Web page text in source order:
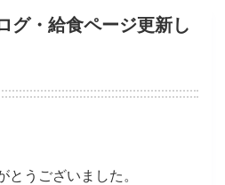
グ・給食ページ更新し
とうございました。